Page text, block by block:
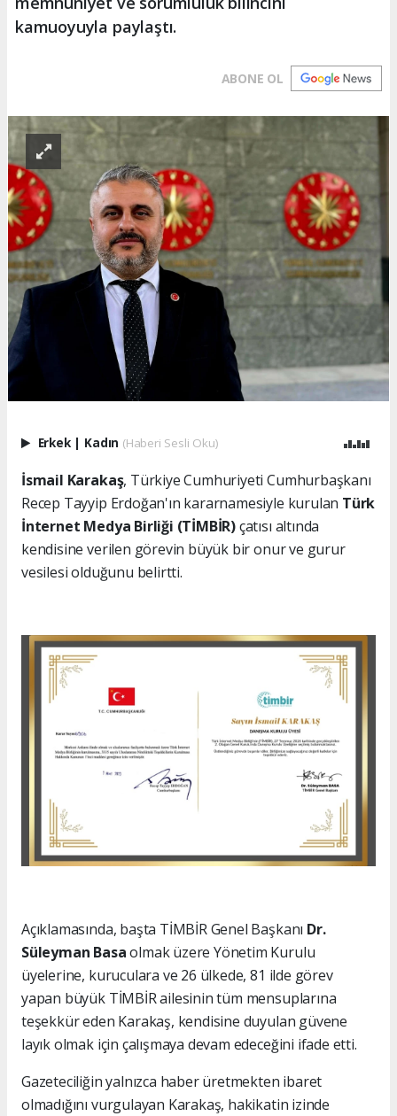
kamuoyuyla paylaştı.
ABONE OL
Erkek | Kadın (Haberi Sesli Oku)
İsmail Karakaş, Türkiye Cumhuriyeti Cumhurbaşkanı
Recep Tayyip Erdoğan'ın kararnamesiyle kurulan Türk
İnternet Medya Birliği (TİMBİR)çatısı altında
kendisine verilen görevin büyük bir onur ve gurur
vesilesi olduğunu belirtti.
Açıklamasında, başta TİMBİR Genel Başkanı Dr.
Süleyman Basaolmak üzere Yönetim Kurulu
üyelerine, kuruculara ve 26 ülkede, 81 ilde görev
yapan büyük TİMBİR ailesinin tüm mensuplarına
teşekkür eden Karakaş, kendisine duyulan güvene
layık olmak için çalışmaya devam edeceğini ifade etti.
Gazeteciliğin yalnızca haber üretmekten ibaret
olmadığını vurgulayan Karakaş, hakikatin izinde